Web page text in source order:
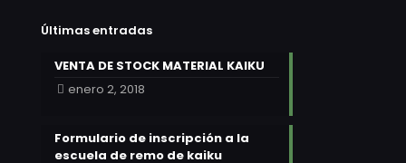
Últimas entradas
VENTA DE STOCK MATERIAL KAIKU
enero 2, 2018
Formulario de inscripción a la
escuela de remo de kaiku